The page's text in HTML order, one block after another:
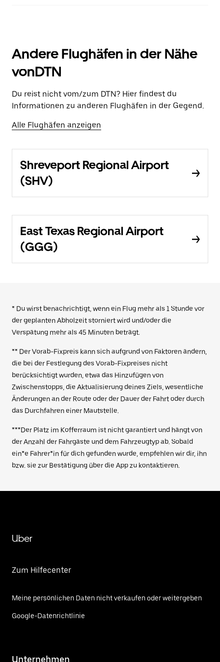
Andere Flughäfen in der Nähe
vonDTN
Du reist nicht vom/zum DTN? Hier findest du
Informationen zu anderen Flughäfen in der Gegend.
Alle Flughäfen anzeigen
Shreveport Regional Airport
(SHV)
East Texas Regional Airport
(GGG)
* Du wirst benachrichtigt, wenn ein Flug mehr als 1 Stunde vor
der geplanten Abholzeit storniert wird und/oder die
Verspätung mehr als 45 Minuten beträgt.
** Der Vorab-Fixpreis kann sich aufgrund von Faktoren ändern,
die bei der Festlegung des Vorab-Fixpreises nicht
berücksichtigt wurden, etwa das Hinzufügen von
Zwischenstopps, die Aktualisierung deines Ziels, wesentliche
Änderungen an der Route oder der Dauer der Fahrt oder durch
das Durchfahren einer Mautstelle.
***Der Platz im Kofferraum ist nicht garantiert und hängt von
der Anzahl der Fahrgäste und dem Fahrzeugtyp ab. Sobald
ein*e Fahrer*in für dich gefunden wurde, empfehlen wir dir, ihn
bzw. sie zur Bestätigung über die App zu kontaktieren.
Uber
Zum Hilfecenter
Meine persönlichen Daten nicht verkaufen oder weitergeben
Google-Datenrichtlinie
Unternehmen